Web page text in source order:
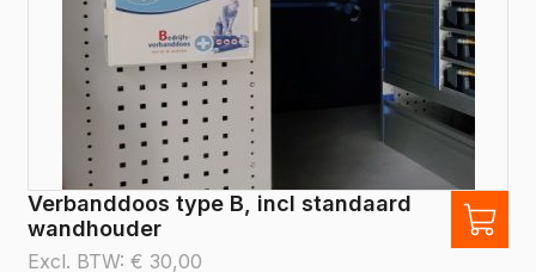
Verbanddoos type B, incl standaard
wandhouder
Excl. BTW: € 30,00